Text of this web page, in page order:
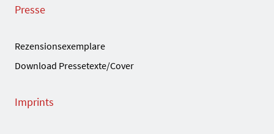
Presse
Rezensionsexemplare
Download Pressetexte/Cover
Imprints